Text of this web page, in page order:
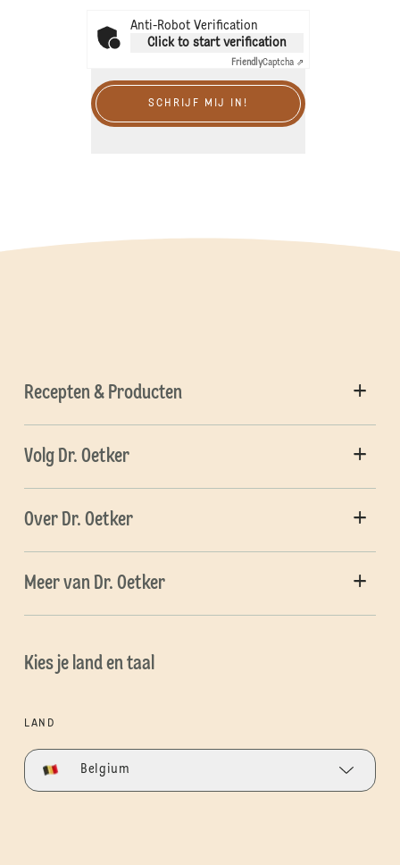
Anti-Robot Verification
Click to start verification
FriendlyCaptcha ⇗
SCHRIJF MIJ IN!
Recepten & Producten
Volg Dr. Oetker
Over Dr. Oetker
Meer van Dr. Oetker
Kies je land en taal
LAND
Belgium